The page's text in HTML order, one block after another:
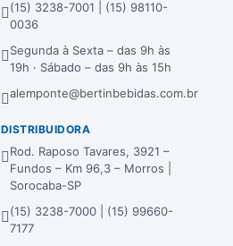
(15) 3238-7001 | (15) 98110-
0036
Segunda à Sexta – das 9h às
19h · Sábado – das 9h às 15h
alemponte@bertinbebidas.com.br
DISTRIBUIDORA
Rod. Raposo Tavares, 3921 –
Fundos – Km 96,3 – Morros |
Sorocaba-SP
(15) 3238-7000 | (15) 99660-
7177